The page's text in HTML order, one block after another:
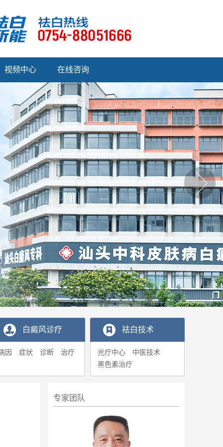
视频中心 在线咨询
白癜风诊疗
因 症状 诊断 治疗
袪白技术
光疗中心
中医技术
黑色素治疗
专家团队